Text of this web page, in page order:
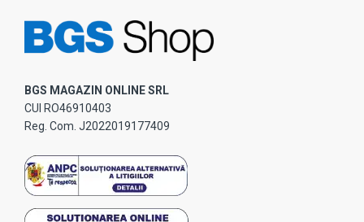
BGS MAGAZIN ONLINE SRL
CUI RO46910403
Reg. Com. J2022019177409